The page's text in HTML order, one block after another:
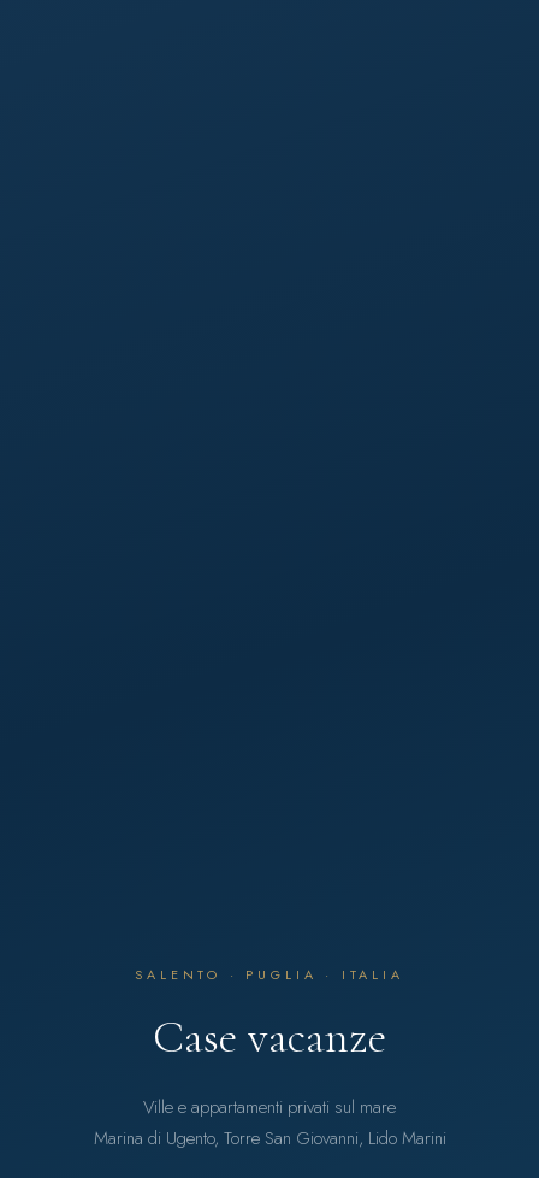
SALENTO · PUGLIA · ITALIA
Case vacanze
Ville e appartamenti privati sul mare
Marina di Ugento, Torre San Giovanni, Lido Marini